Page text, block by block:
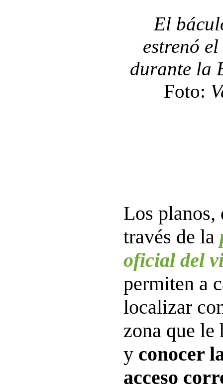
El
estrenó
durante la
Foto:
Los planos,
través de la
oficial del
permiten a
localizar
zona que le
y conocer
acceso